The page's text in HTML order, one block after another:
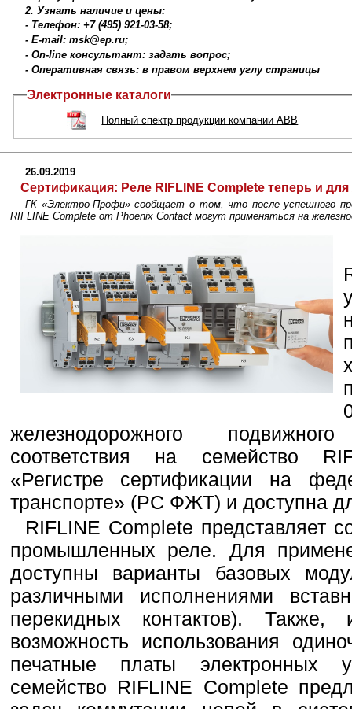
2. Узнать наличие и цены:
- Телефон: +7 (495) 921-03-58;
- E-mail: msk@ep.ru;
- On-line консультант: задать вопрос;
- Оперативная связь: в правом верхнем углу страницы
Электронные каталоги
Полный спектр продукции компании ABB
26.09.2019
Сертификация: Реле RIFLINE Complete теперь и
ГК «Электро-Профи» сообщает о том, что после успешного
RIFLINE Complete от Phoenix Contact могут применяться на
железнодорожного
соответствия на семейство
«Регистре сертификации на
транспорте» (РС ФЖТ) и доступна
RIFLINE Complete представляет
промышленных реле. Для
доступны варианты базовых
различными исполнениями
перекидных контактов). Также,
возможность использования
печатные платы электронных
семейство RIFLINE Complete